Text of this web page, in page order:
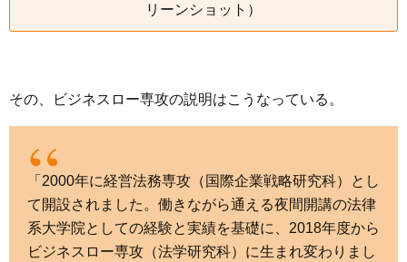
リーンショット）
その、ビジネスロー専攻の説明はこうなっている。
「2000年に経営法務専攻（国際企業戦略研究科）とし
て開設されました。働きながら通える夜間開講の法律
系大学院としての経験と実績を基礎に、2018年度から
ビジネスロー専攻（法学研究科）に生まれ変わりまし